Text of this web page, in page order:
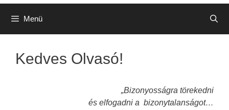
Menü
Kedves Olvasó!
„Bizonyosságra törekedni
és elfogadni a bizonytalanságot…